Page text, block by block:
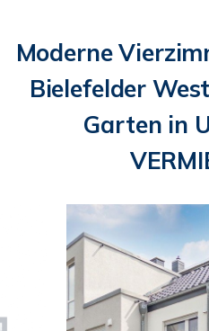
Moderne
Bielefelder
Garten in